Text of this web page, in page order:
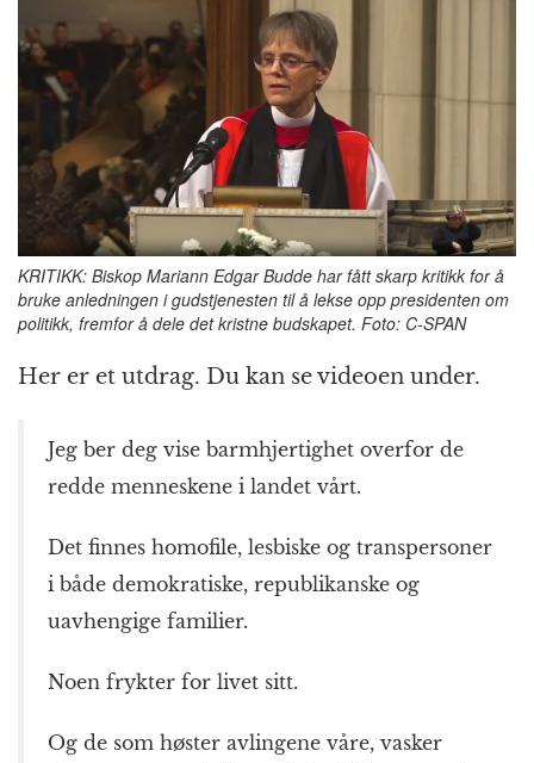
KRITIKK: Biskop Mariann Edgar Budde har fått skarp kritikk for å
bruke anledningen i gudstjenesten til å lekse opp presidenten om
politikk, fremfor å dele det kristne budskapet. Foto: C-SPAN
Her er et utdrag. Du kan se videoen under.
Jeg ber deg vise barmhjertighet overfor de
redde menneskene i landet vårt.
Det finnes homofile, lesbiske og transpersoner
i både demokratiske, republikanske og
uavhengige familier.
Noen frykter for livet sitt.
Og de som høster avlingene våre, vasker